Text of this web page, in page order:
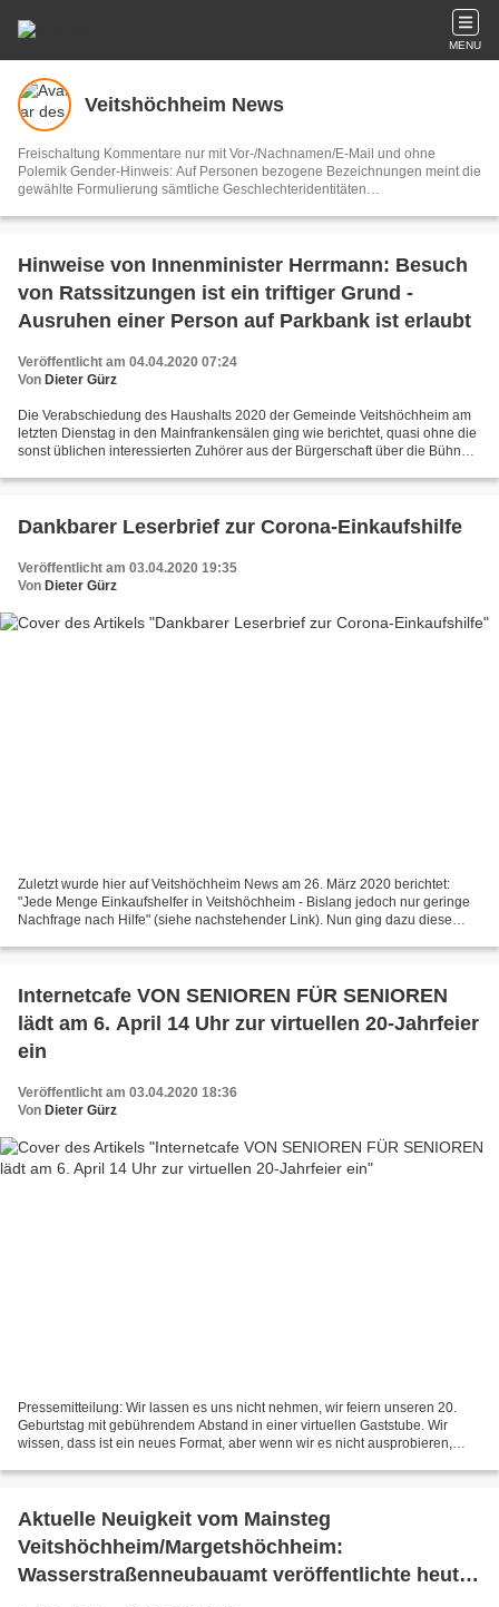
MENU
Veitshöchheim News
Freischaltung Kommentare nur mit Vor-/Nachnamen/E-Mail und ohne
Polemik Gender-Hinweis: Auf Personen bezogene Bezeichnungen meint die
gewählte Formulierung sämtliche Geschlechteridentitäten
GVO ist ausschließlich Sache der Overblog-Hosting-Plattform. Ihre E-Mail-
Hinweise von Innenminister Herrmann: Besuch
von Ratssitzungen ist ein triftiger Grund -
Ausruhen einer Person auf Parkbank ist erlaubt
Veröffentlicht am 04.04.2020 07:24
Von Dieter Gürz
Die Verabschiedung des Haushalts 2020 der Gemeinde Veitshöchheim am
letzten Dienstag in den Mainfrankensälen ging wie berichtet, quasi ohne die
sonst üblichen interessierten Zuhörer aus der Bürgerschaft über die Bühne.
Dankbarer Leserbrief zur Corona-Einkaufshilfe
Veröffentlicht am 03.04.2020 19:35
Von Dieter Gürz
Zuletzt wurde hier auf Veitshöchheim News am 26. März 2020 berichtet:
"Jede Menge Einkaufshelfer in Veitshöchheim - Bislang jedoch nur geringe
Nachfrage nach Hilfe" (siehe nachstehender Link). Nun ging dazu diese
Internetcafe VON SENIOREN FÜR SENIOREN
lädt am 6. April 14 Uhr zur virtuellen 20-Jahrfeier
ein
Veröffentlicht am 03.04.2020 18:36
Von Dieter Gürz
Pressemitteilung: Wir lassen es uns nicht nehmen, wir feiern unseren 20.
Geburtstag mit gebührendem Abstand in einer virtuellen Gaststube. Wir
wissen, dass ist ein neues Format, aber wenn wir es nicht ausprobieren,
Aktuelle Neuigkeit vom Mainsteg
Veitshöchheim/Margetshöchheim:
Wasserstraßenneubauamt veröffentlichte heute